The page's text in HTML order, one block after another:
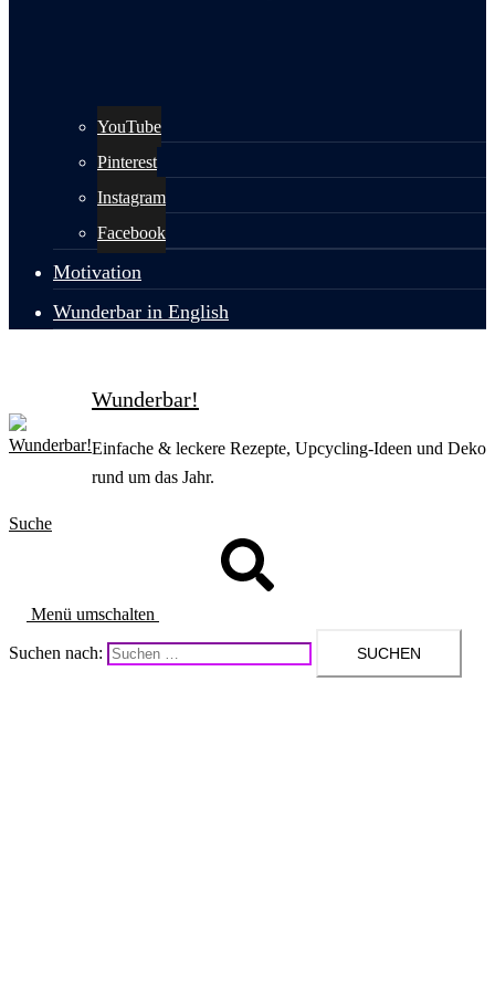
YouTube
Pinterest
Instagram
Facebook
Motivation
Wunderbar in English
Wunderbar!
Einfache & leckere Rezepte, Upcycling-Ideen und Deko
rund um das Jahr.
Suche
Menü umschalten
Suchen nach: